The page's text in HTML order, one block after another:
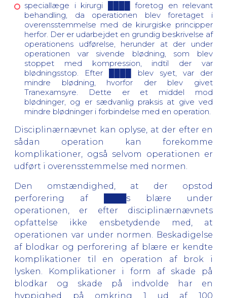
speciallæge i kirurgi ████ foretog en relevant
behandling, da operationen blev foretaget i
overensstemmelse med de kirurgiske principper
herfor. Der er udarbejdet en grundig beskrivelse af
operationens udførelse, herunder at der under
operationen var sivende blødning, som blev
stoppet med kompression, indtil der var
blødningsstop. Efter ████ blev syet, var der
mindre blødning, hvorfor der blev givet
Tranexamsyre. Dette er et middel mod
blødninger, og er sædvanlig praksis at give ved
mindre blødninger i forbindelse med en operation.
Disciplinærnævnet kan oplyse, at der efter en
sådan operation kan forekomme
komplikationer, også selvom operationen er
udført i overensstemmelse med normen.
Den omstændighed, at der opstod
perforering af ████s blære under
operationen, er efter disciplinærnævnets
opfattelse ikke ensbetydende med, at
operationen var under normen. Beskadigelse
af blodkar og perforering af blære er kendte
komplikationer til en operation af brok i
lysken. Komplikationer i form af skade på
blodkar og skade på indvolde har en
hyppighed på omkring 1 ud af 100